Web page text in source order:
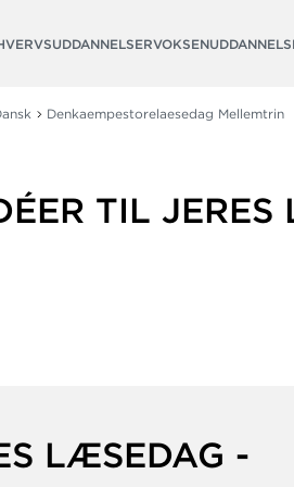
Denkaempestorelaesedag Mellemtrin
TIL
LÆSEDAG -